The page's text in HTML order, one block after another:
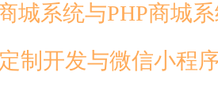
城系统与PHP商城
制开发与微信小程